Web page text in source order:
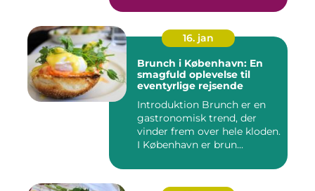
16. jan
Brunch i København: En
smagfuld oplevelse til
eventyrlige rejsende
Introduktion Brunch er en
gastronomisk trend, der
vinder frem over hele kloden.
I København er brun...